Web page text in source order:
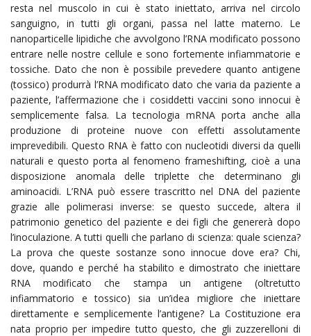
resta nel muscolo in cui è stato iniettato, arriva nel circolo
sanguigno, in tutti gli organi, passa nel latte materno. Le
nanoparticelle lipidiche che avvolgono l’RNA modificato possono
entrare nelle nostre cellule e sono fortemente infiammatorie e
tossiche. Dato che non è possibile prevedere quanto antigene
(tossico) produrrà l’RNA modificato dato che varia da paziente a
paziente, l’affermazione che i cosiddetti vaccini sono innocui è
semplicemente falsa. La tecnologia mRNA porta anche alla
produzione di proteine nuove con effetti assolutamente
imprevedibili. Questo RNA è fatto con nucleotidi diversi da quelli
naturali e questo porta al fenomeno frameshifting, cioè a una
disposizione anomala delle triplette che determinano gli
aminoacidi. L’RNA può essere trascritto nel DNA del paziente
grazie alle polimerasi inverse: se questo succede, altera il
patrimonio genetico del paziente e dei figli che genererà dopo
l’inoculazione. A tutti quelli che parlano di scienza: quale scienza?
La prova che queste sostanze sono innocue dove era? Chi,
dove, quando e perché ha stabilito e dimostrato che iniettare
RNA modificato che stampa un antigene (oltretutto
infiammatorio e tossico) sia un’idea migliore che iniettare
direttamente e semplicemente l’antigene? La Costituzione era
nata proprio per impedire tutto questo, che gli zuzzerelloni di